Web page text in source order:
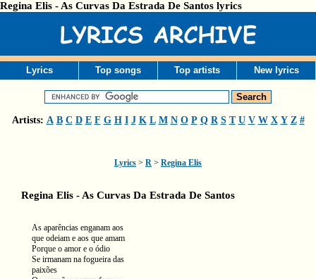
Regina Elis - As Curvas Da Estrada De Santos lyrics
Lyrics Top songs Top artists New lyrics
Artists: A B C D E F G H I J K L M N O P Q R S T U V W X Y Z #
Lyrics > R > Regina Elis
Regina Elis - As Curvas Da Estrada De Santos
As aparências enganam aos
que odeiam e aos que amam
Porque o amor e o ódio
Se irmanam na fogueira das
paixões